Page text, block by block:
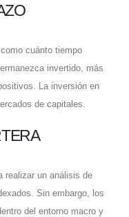
cuánto tiempo
invertido, más
La inversión en
de capitales.
realizar un análisis de
Sin embargo, los
del entorno macro y